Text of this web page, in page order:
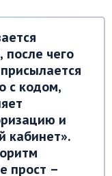
после чего
с кодом,
и
кабинет».
прост –